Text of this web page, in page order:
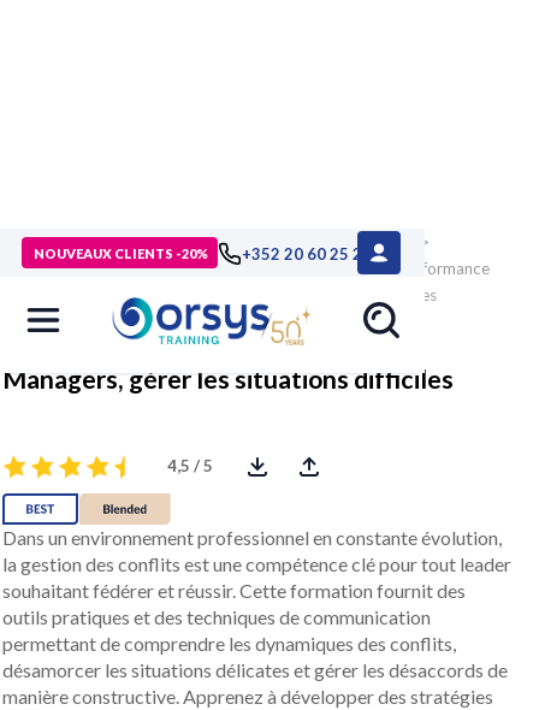
NOUVEAUX CLIENTS -20% +352 20 60 25 26
> Formations>Management - Développement personnel
>
Management : compétences essentielles
Motivation, performance
Formation Managers, gérer les situations difficiles
Managers, gérer les situations difficiles
4,5 / 5
Dans un environnement professionnel en constante évolution,
la gestion des conflits est une compétence clé pour tout leader
souhaitant fédérer et réussir. Cette formation fournit des
outils pratiques et des techniques de communication
permettant de comprendre les dynamiques des conflits,
désamorcer les situations délicates et gérer les désaccords de
manière constructive. Apprenez à développer des stratégies